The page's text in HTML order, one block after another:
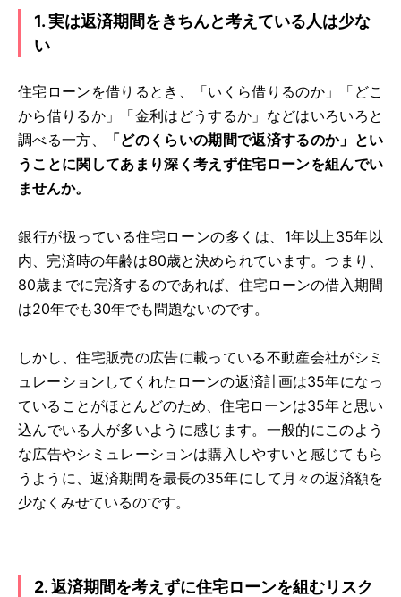
1. 実は返済期間をきちんと考えている人は少な
い
住宅ローンを借りるとき、「いくら借りるのか」「どこ
から借りるか」「金利はどうするか」などはいろいろと
調べる一方、
「どのくらいの期間で返済するのか」とい
うことに関してあまり深く考えず住宅ローンを組んでい
ませんか。
銀行が扱っている住宅ローンの多くは、1年以上35年以
内、完済時の年齢は80歳と決められています。つまり、
80歳までに完済するのであれば、住宅ローンの借入期間
は20年でも30年でも問題ないのです。
しかし、住宅販売の広告に載っている不動産会社がシミ
ュレーションしてくれたローンの返済計画は35年になっ
ていることがほとんどのため、住宅ローンは35年と思い
込んでいる人が多いように感じます。一般的にこのよう
な広告やシミュレーションは購入しやすいと感じてもら
うように、返済期間を最長の35年にして月々の返済額を
少なくみせているのです。
2. 返済期間を考えずに住宅ローンを組むリスク